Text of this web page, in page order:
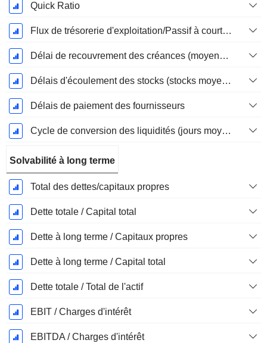
Quick Ratio
Flux de trésorerie d'exploitation/Passif à court terme
Délai de recouvrement des créances (moyenne des créances)
Délais d'écoulement des stocks (stocks moyens)
Délais de paiement des fournisseurs
Cycle de conversion des liquidités (jours moyens)
Solvabilité à long terme
Total des dettes/capitaux propres
Dette totale / Capital total
Dette à long terme / Capitaux propres
Dette à long terme / Capital total
Dette totale / Total de l'actif
EBIT / Charges d'intérêt
EBITDA / Charges d'intérêt